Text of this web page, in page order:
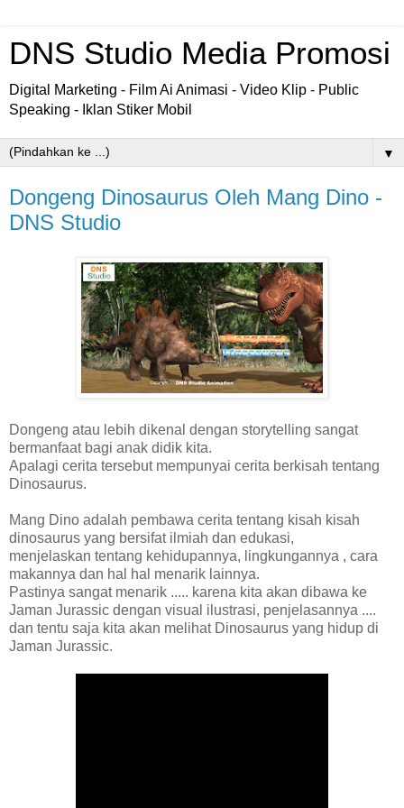
DNS Studio Media Promosi
Digital Marketing - Film Ai Animasi - Video Klip - Public
Speaking - Iklan Stiker Mobil
▼
Dongeng Dinosaurus Oleh Mang Dino -
DNS Studio
Dongeng atau lebih dikenal dengan storytelling sangat
bermanfaat bagi anak didik kita.
Apalagi cerita tersebut mempunyai cerita berkisah tentang
Dinosaurus.
Mang Dino adalah pembawa cerita tentang kisah kisah
dinosaurus yang bersifat ilmiah dan edukasi,
menjelaskan tentang kehidupannya, lingkungannya , cara
makannya dan hal hal menarik lainnya.
Pastinya sangat menarik ..... karena kita akan dibawa ke
Jaman Jurassic dengan visual ilustrasi, penjelasannya ....
dan tentu saja kita akan melihat Dinosaurus yang hidup di
Jaman Jurassic.